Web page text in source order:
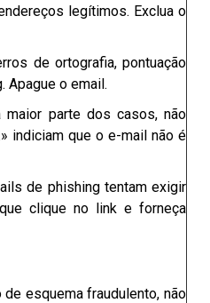
legítimos. Exclua o
de ortografia, pontuação
Apague o email.
maior parte dos casos, não
indiciam que o e-mail não é
de phishing tentam exigir
clique no link e forneça
esquema fraudulento, não